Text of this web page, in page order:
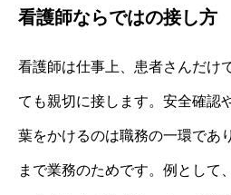
看護師ならではの接し方
看護師は仕事上、患者さんだけ
ても親切に接します。安全確認
葉をかけるのは職務の一環であ
まで業務のためです。例として